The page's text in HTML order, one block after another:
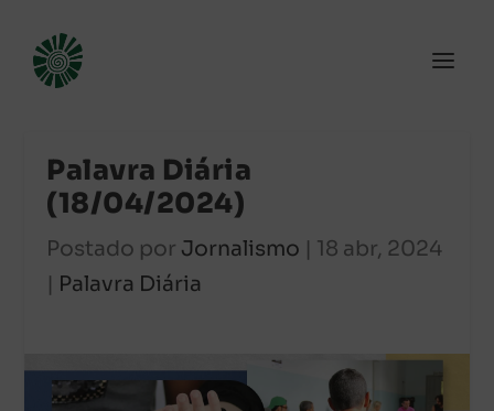
Palavra Diária
(18/04/2024)
Postado por Jornalismo | 18 abr, 2024
| Palavra Diária